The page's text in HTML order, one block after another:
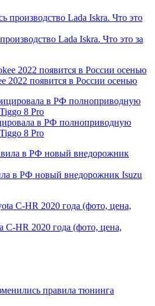
Lada Iskra. Что это за
2022 появится в России осенью
в РФ полноприводную
8 Pro
в РФ новый внедорожник Isuzu
C-HR 2020 года (фото, цена,